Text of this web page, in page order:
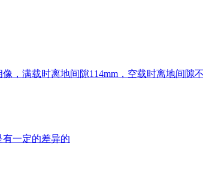
，满载时离地间隙114mm，空载时离地间隙
有一定的差异的